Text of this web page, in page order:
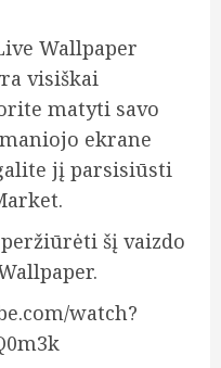
Wallpaper
visiškai
matyti savo
ekrane
jį parsisiūsti
šį vaizdo
watch?